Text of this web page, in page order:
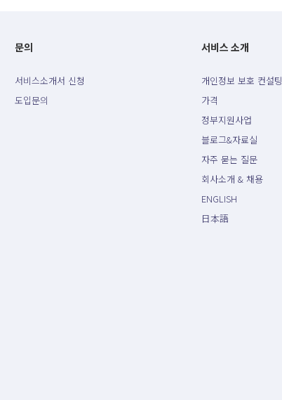
문의
서비스소개서 신청
도입문의
서비스 소개
개인정보 보호 컨설팅
가격
정부지원사업
블로그&자료실
자주 묻는 질문
회사소개 & 채용
ENGLISH
日本語